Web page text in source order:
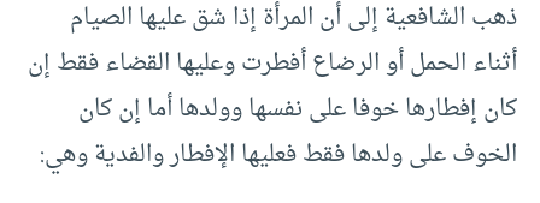
ذهب الشافعية إلى أن المرأة إذا شق عليها الصيام
أثناء الحمل أو الرضاع أفطرت وعليها القضاء فقط إن
كان إفطارها خوفا على نفسها وولدها أما إن كان
الخوف على ولدها فقط فعليها الإفطار والفدية وهي: